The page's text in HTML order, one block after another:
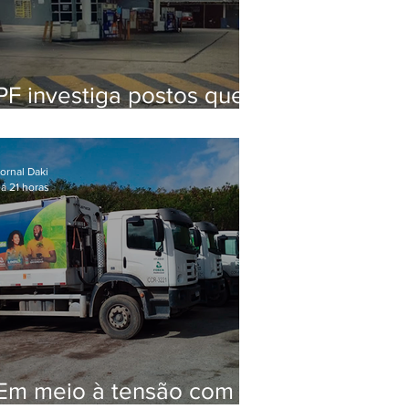
investiga postos que
de secretário
em 2020
meio à tensão com
Daki
21 horas